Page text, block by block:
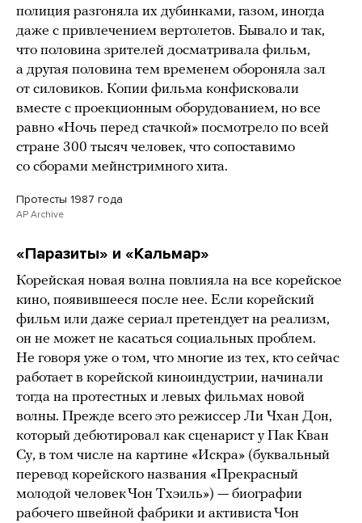
полиция разгоняла их дубинками, газом, иногда
даже с привлечением вертолетов. Бывало и так,
что половина зрителей досматривала фильм,
а другая половина тем временем обороняла зал
от силовиков. Копии фильма конфисковали
вместе с проекционным оборудованием, но все
равно «Ночь перед стачкой» посмотрело по всей
стране 300 тысяч человек, что сопоставимо
со сборами мейнстримного хита.
Протесты 1987 года
AP Archive
«Паразиты» и «Кальмар»
Корейская новая волна повлияла на все корейское
кино, появившееся после нее. Если корейский
фильм или даже сериал претендует на реализм,
он не может не касаться социальных проблем.
Не говоря уже о том, что многие из тех, кто сейчас
работает в корейской киноиндустрии, начинали
тогда на протестных и левых фильмах новой
волны. Прежде всего это режиссер Ли Чхан Дон,
который дебютировал как сценарист у Пак Кван
Су, в том числе на картине «Искра» (буквальный
перевод корейского названия «Прекрасный
молодой человек Чон Тхэиль») — биографии
рабочего швейной фабрики и активиста Чон